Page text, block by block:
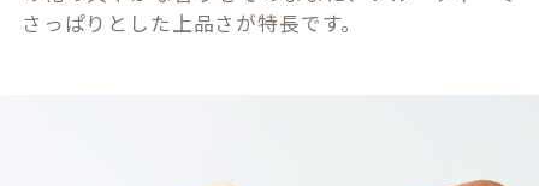
さっぱりとした上品さが特長です。